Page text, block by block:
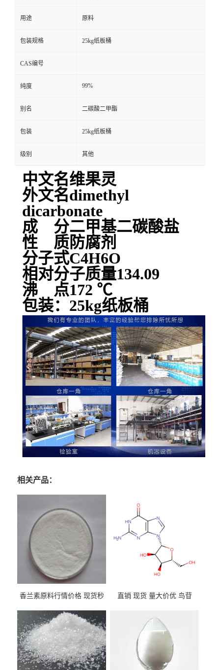
用途 原料
包装规格 25kg纸板桶
CAS编号
纯度 99%
别名 二碳酸二甲酯
包装 25kg纸板桶
级别 其他
中文名维果灵
外文名dimethyl
dicarbonate
成 分二甲基二碳酸盐
性 质防腐剂
分子式C4H6O
相对分子质量134.09
沸 点172 ℃
包装：25kg纸板桶
相关产品：
香兰素原料行情价格 现货秒
直销 现货 量大价优 鸟苷